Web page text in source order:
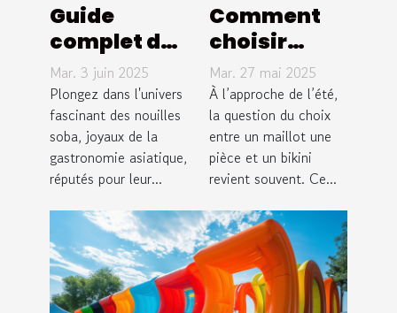
Guide
complet des
nouilles
soba :
origine,
préparation
et recettes
Mar. 3 juin 2025
Plongez dans l'univers
fascinant des nouilles
soba, joyaux de la
gastronomie asiatique,
réputés pour leur...
Comment
choisir
entre un
maillot une
pièce et un
bikini pour
l'été ?
Mar. 27 mai 2025
À l’approche de l’été,
la question du choix
entre un maillot une
pièce et un bikini
revient souvent. Ce...